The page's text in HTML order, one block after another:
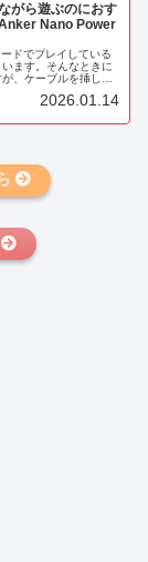
がら遊ぶのにおす
Nano Power
ドでプレイしている
ます。そんなときに
、ケーブルを挿しっ
2026.01.14